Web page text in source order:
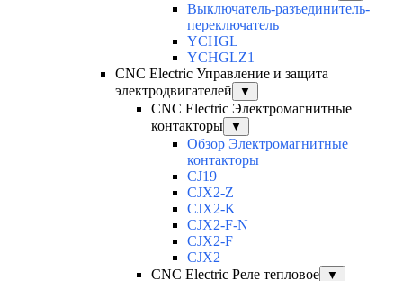
Выключатель-разъединитель-
переключатель
YCHGL
YCHGLZ1
CNC Electric Управление и защита
электродвигателей
▼
CNC Electric Электромагнитные
контакторы
▼
Обзор Электромагнитные
контакторы
CJ19
CJX2-Z
CJX2-K
CJX2-F-N
CJX2-F
CJX2
CNC Electric Реле тепловое
▼